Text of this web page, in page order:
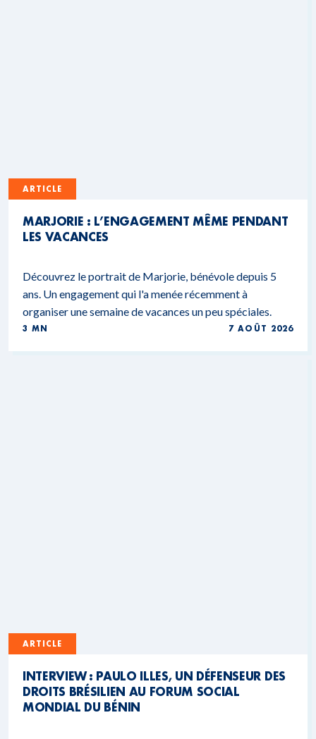
ARTICLE
MARJORIE : L’ENGAGEMENT MÊME PENDANT
LES VACANCES
Découvrez le portrait de Marjorie, bénévole depuis 5
ans. Un engagement qui l'a menée récemment à
organiser une semaine de vacances un peu spéciales.
3 MN 7 AOÛT 2026
ARTICLE
INTERVIEW : PAULO ILLES, UN DÉFENSEUR DES
DROITS BRÉSILIEN AU FORUM SOCIAL
MONDIAL DU BÉNIN